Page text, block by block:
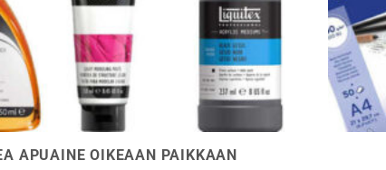
APUAINE OIKEAAN PAIKKAAN